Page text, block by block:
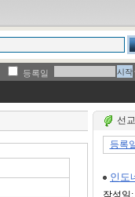
등록일
선